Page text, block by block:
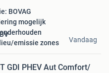
BOVAG
mogelijk
emissie zones
Vandaag
GDI PHEV Aut Comfort/